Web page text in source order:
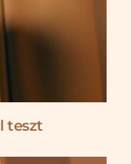
teszt